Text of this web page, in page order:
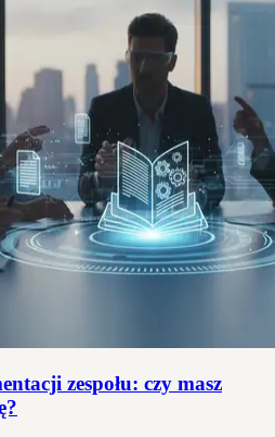
zespołu: czy masz